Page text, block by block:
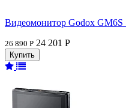
Видеомонитор Godox
26 890 Р 24 201 Р